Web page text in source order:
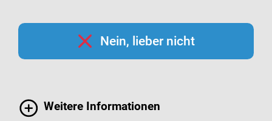
Nein, lieber nicht
Weitere Informationen
Infografiken
verständlich und übersichtlich als Infografiken